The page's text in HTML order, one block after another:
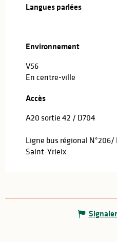
Langues parlées
Langues parlées
Environnement
Environnement
V56
En centre-ville
Accès
Accès
A20 sortie 42 / D704
Ligne bus régional N°206/
Saint-Yrieix